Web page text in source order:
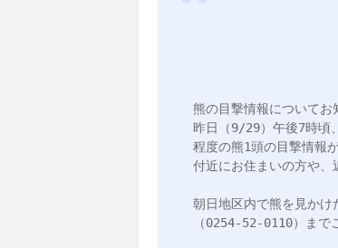
熊の目撃情報についてお
昨日（9/29）午後7時頃
程度の熊1頭の目撃情報
付近にお住まいの方や、
朝日地区内で熊を見か
（0254-52-0110）まで